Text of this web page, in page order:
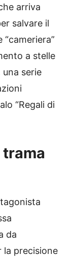
arriva
salvare il
a stelle
una serie
“Regali di
trama
da
la precisione